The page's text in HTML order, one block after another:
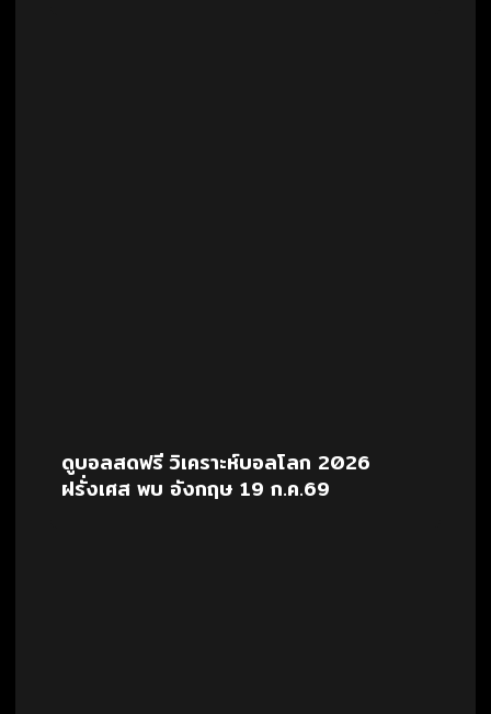
ดูบอลสดฟรี วิเคราะห์บอลโลก 2026
ฝรั่งเศส พบ อังกฤษ 19 ก.ค.69